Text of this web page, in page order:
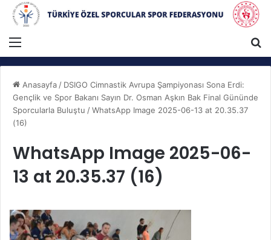
Anasayfa/ DSIGO Cimnastik Avrupa Şampiyonası Sona Erdi:
Gençlik ve Spor Bakanı Sayın Dr. Osman Aşkın Bak Final Gününde
Sporcularla Buluştu /WhatsApp Image 2025-06-13 at 20.35.37
(16)
WhatsApp Image 2025-06-
13 at 20.35.37 (16)